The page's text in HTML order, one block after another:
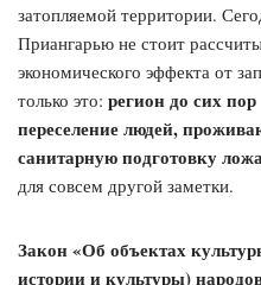
затопляемой территории.
Приангарью не стоит
экономического эффекта от
только это: регион до сих
переселение людей,
санитарную подготовку
для совсем другой заметки.
Закон «Об объектах
истории и культуры)